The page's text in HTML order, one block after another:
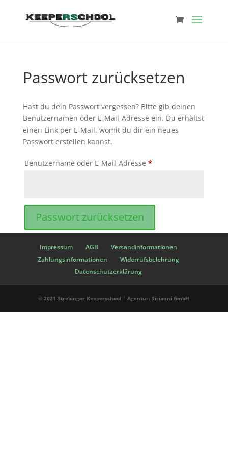
Passwort zurücksetzen
Hast du dein Passwort vergessen? Bitte gib deinen
Benutzernamen oder E-Mail-Adresse ein. Du erhältst
einen Link per E-Mail, womit du dir ein neues
Passwort erstellen kannst.
Benutzername oder E-Mail-Adresse *Erforderlich
Passwort zurücksetzen
Impressum AGB
Versandinformationen
Zahlungsinformationen
Widerrufsbelehrung
Datenschutzerklärung
© 2021 Strebinger Keeperschool |Agentur: Sirianni GmbH